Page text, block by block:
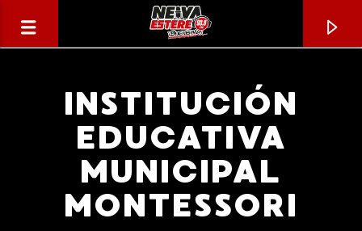
INSTITUCIÓN
EDUCATIVA
MUNICIPAL
MONTESSORI